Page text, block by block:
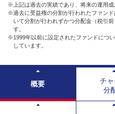
※上記は過去の実績であり、将来の運用成
※過去に受益権の分割が行われたファン
いて分割が行われずかつ分配金（税引
す。
※1999年以前に設定されたファンドにつ
しています。
概要
チャ
分